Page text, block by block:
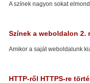
A színek nagyon sokat
Színek a weboldalon 2.
Amikor a saját weboldalunk
HTTP-ről HTTPS-re